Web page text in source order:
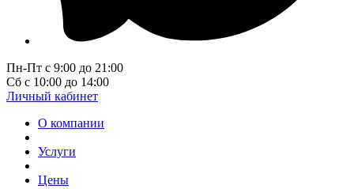
Пн-Пт с 9:00 до 21:00
Сб с 10:00 до 14:00
Личный кабинет
О компании
Услуги
Цены